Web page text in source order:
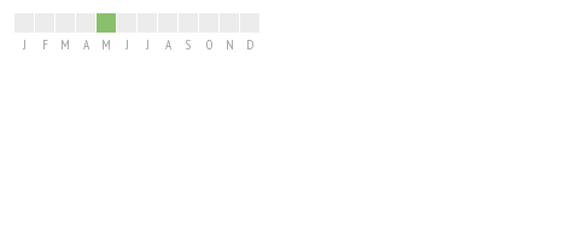
J F M A M J J A S O N D